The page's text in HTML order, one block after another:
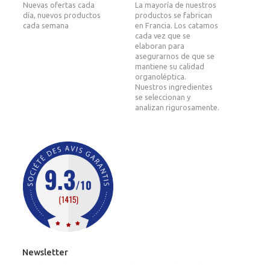
Nuevas ofertas cada
día, nuevos productos
cada semana
La mayoría de nuestros
productos se fabrican
en Francia. Los catamos
cada vez que se
elaboran para
asegurarnos de que se
mantiene su calidad
organoléptica.
Nuestros ingredientes
se seleccionan y
analizan rigurosamente.
Newsletter